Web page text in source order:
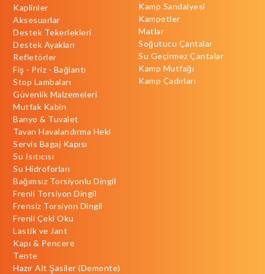
Kaplinler
Aksesuarlar
Destek Tekerlekleri
Destek Ayakları
Refletörler
Fiş - Priz - Bağlantı
Stop Lambaları
Güvenlik Malzemeleri
Mutfak Kabin
Banyo & Tuvalet
Tavan Havalandırma Heki
Servis Bagaj Kapısı
Su Isıtıcısı
Su Hidroforları
Bağımsız Torsiyonlu Dingil
Frenli Torsiyon Dingil
Frensiz Torsiyon Dingil
Frenli Çeki Oku
Lastik ve Jant
Kapı & Pencere
Tente
Hazır Alt Şasiler (Demonte)
Kamp Sandalyesi
Kampetler
Matlar
Soğutucu Çantalar
Su Geçirmez Çantalar
Kamp Mutfağı
Kamp Çadırları